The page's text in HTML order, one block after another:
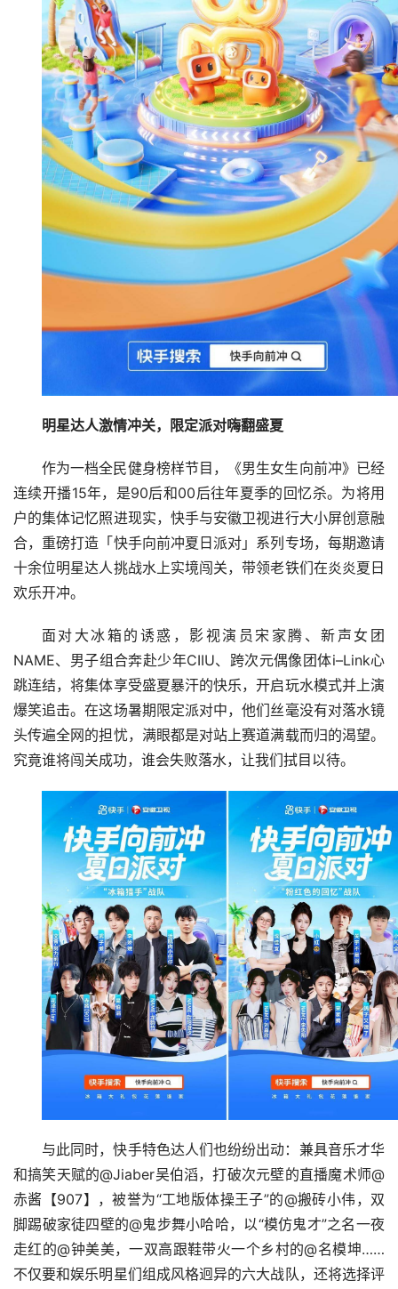
明星达人激情冲关，限定派对嗨翻盛夏
作为一档全民健身榜样节目，《男生女生向前冲》已经
连续开播15年，是90后和00后往年夏季的回忆杀。为将用
户的集体记忆照进现实，快手与安徽卫视进行大小屏创意融
合，重磅打造「快手向前冲夏日派对」系列专场，每期邀请
十余位明星达人挑战水上实境闯关，带领老铁们在炎炎夏日
欢乐开冲。
面对大冰箱的诱惑，影视演员宋家腾、新声女团
NAME、男子组合奔赴少年CIIU、跨次元偶像团体i–Link心
跳连结，将集体享受盛夏暴汗的快乐，开启玩水模式并上演
爆笑追击。在这场暑期限定派对中，他们丝毫没有对落水镜
头传遍全网的担忧，满眼都是对站上赛道满载而归的渴望。
究竟谁将闯关成功，谁会失败落水，让我们拭目以待。
与此同时，快手特色达人们也纷纷出动：兼具音乐才华
和搞笑天赋的@Jiaber吴伯滔，打破次元壁的直播魔术师@
赤酱【907】，被誉为“工地版体操王子”的@搬砖小伟，双
脚踢破家徒四壁的@鬼步舞小哈哈，以“模仿鬼才”之名一夜
走红的@钟美美，一双高跟鞋带火一个乡村的@名模坤……
不仅要和娱乐明星们组成风格迥异的六大战队，还将选择评